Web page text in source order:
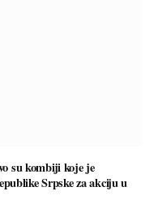
su kombiji koje je
Srpske za akciju u